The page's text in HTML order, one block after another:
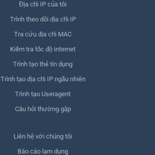
Địa chỉ IP của tôi
Trình theo dõi địa chỉ IP
Tra cứu địa chỉ MAC
Kiểm tra tốc độ internet
Trình tạo thẻ tín dụng
Trình tạo địa chỉ IP ngẫu nhiên
Trình tạo Useragent
Câu hỏi thường gặp
Liên hệ với chúng tôi
Báo cáo lạm dụng